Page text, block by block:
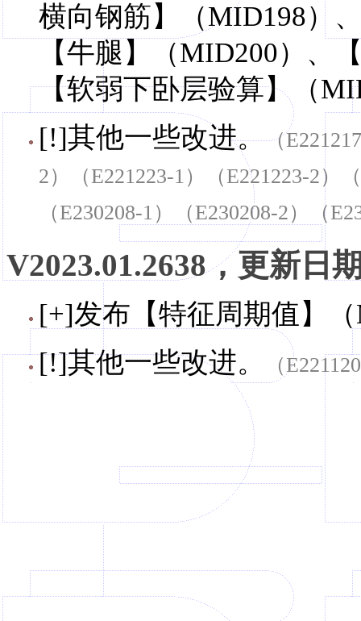
横向钢筋】（MID198）
【牛腿】（MID200）、
【软弱下卧层验算】（
[!]其他一些改进。（
2）（E221223-1）（E221223-2）
（E230208-1）（E230208-2）（
V2023.01.2638，更新日
[+]发布【特征周期值】
[!]其他一些改进。
（